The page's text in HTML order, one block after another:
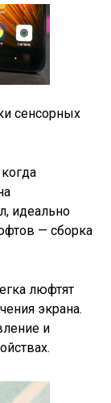
сенсорных
идеально
— сборка
люфтят
экрана.
и